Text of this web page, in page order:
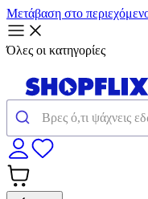
Μετάβαση στο
Όλες οι κατηγορίες